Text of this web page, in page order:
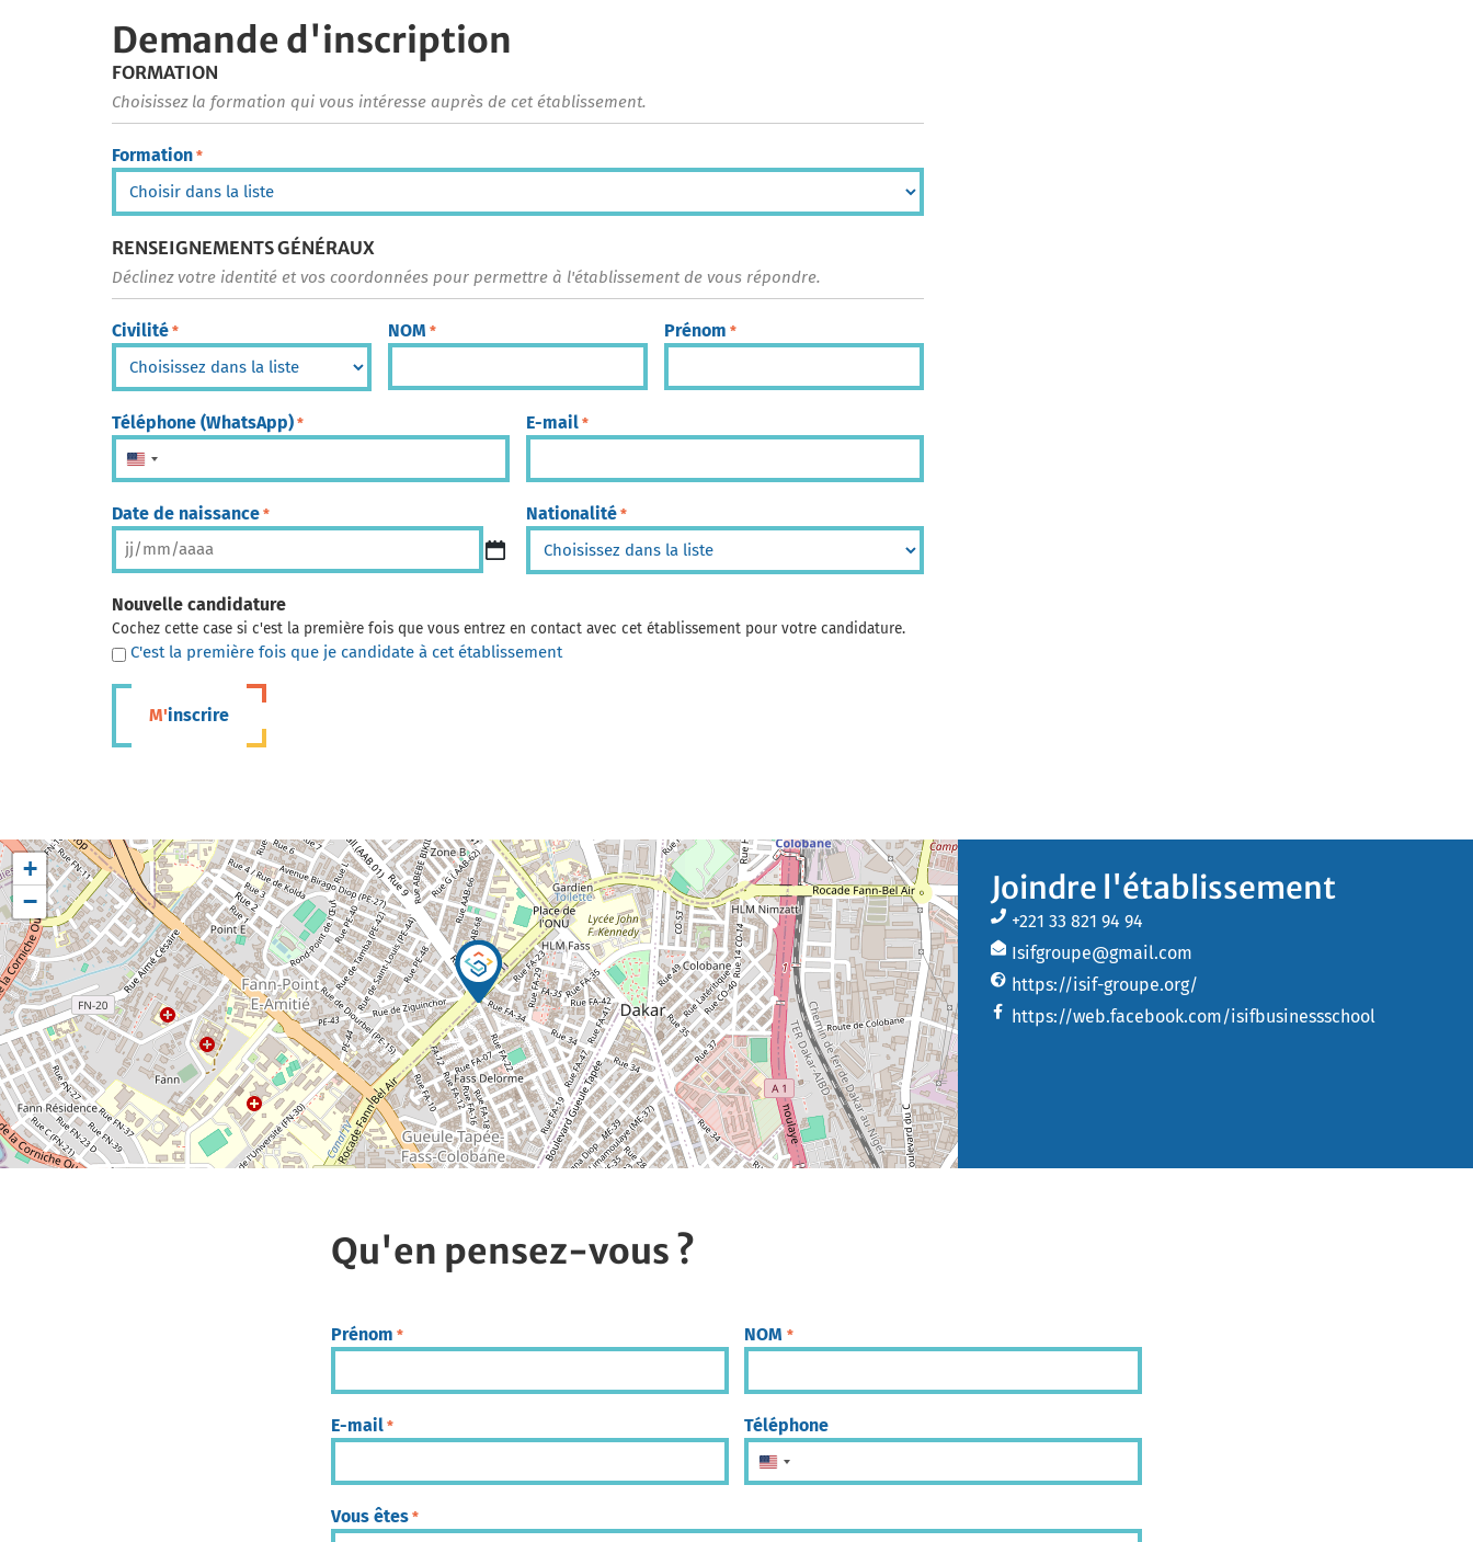
Demande d'inscription
FORMATION
Choisissez la formation qui vous intéresse auprès de cet établissement.
Formation *
RENSEIGNEMENTS GÉNÉRAUX
Déclinez votre identité et vos coordonnées pour permettre à l'établissement de vous répondre.
Civilité * NOM * Prénom *
Téléphone (WhatsApp) *
États-Unis +1
E-mail *
Date de naissance * Nationalité *
Nouvelle candidature
Cochez cette case si c'est la première fois que vous entrez en contact avec cet établissement pour votre candidature.
C'est la première fois que je candidate à cet établissement
M'inscrire
+
−
Joindre l'établissement
+221 33 821 94 94
Isifgroupe@gmail.com
https://isif-groupe.org/
https://web.facebook.com/isifbusinessschool
Qu'en pensez-vous ?
Prénom * NOM *
E-mail *
Téléphone
États-Unis +1
Vous êtes *